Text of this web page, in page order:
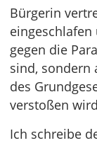
Bürgerin
gegen die
sind, sondern
des
verstoßen
Ich schreibe